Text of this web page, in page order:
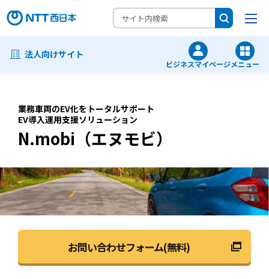
法人向けサイト
ビジネスマイページメニュー
業務車両のEV化をトータルサポート
EV導入運用支援ソリューション
N.mobi（エヌモビ）
お問い合わせフォーム(無料)